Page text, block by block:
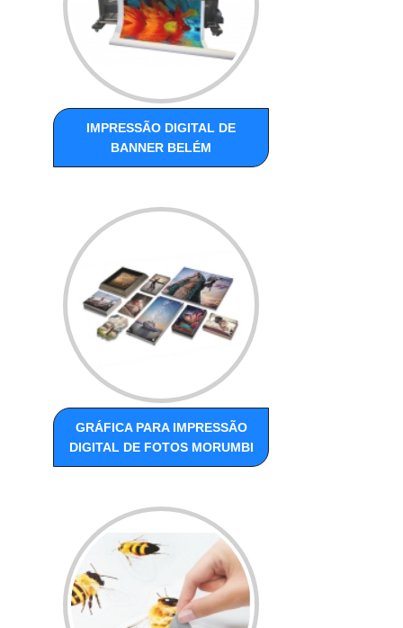
IMPRESSÃO DIGITAL DE
BANNER BELÉM
GRÁFICA PARA IMPRESSÃO
DIGITAL DE FOTOS MORUMBI